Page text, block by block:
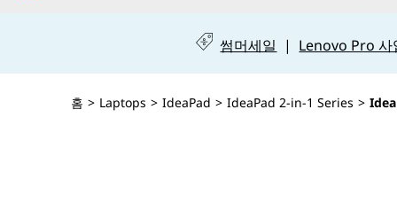
d
썸머세일 | Lenovo Pro 사
홈 > Laptops > IdeaPad > IdeaPad 2-in-1 Series >